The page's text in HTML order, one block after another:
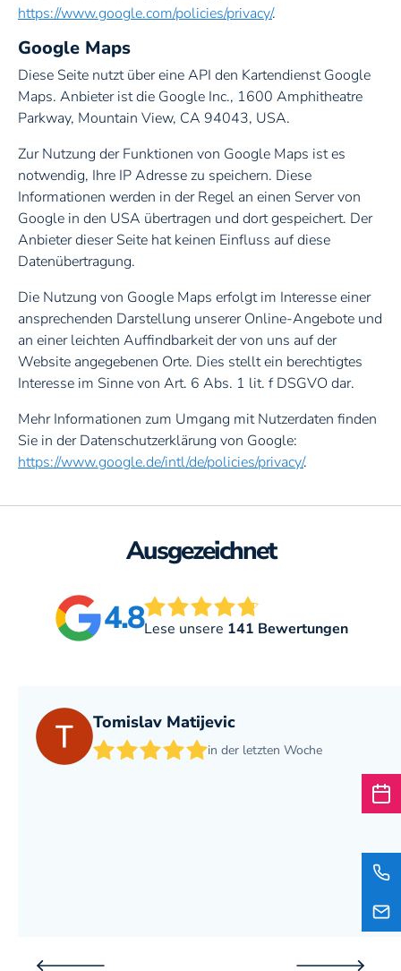
https://www.google.com/policies/privacy/.
Google Maps
Diese Seite nutzt über eine API den Kartendienst Google
Maps. Anbieter ist die Google Inc., 1600 Amphitheatre
Parkway, Mountain View, CA 94043, USA.
Zur Nutzung der Funktionen von Google Maps ist es
notwendig, Ihre IP Adresse zu speichern. Diese
Informationen werden in der Regel an einen Server von
Google in den USA übertragen und dort gespeichert. Der
Anbieter dieser Seite hat keinen Einfluss auf diese
Datenübertragung.
Die Nutzung von Google Maps erfolgt im Interesse einer
ansprechenden Darstellung unserer Online-Angebote und
an einer leichten Auffindbarkeit der von uns auf der
Website angegebenen Orte. Dies stellt ein berechtigtes
Interesse im Sinne von Art. 6 Abs. 1 lit. f DSGVO dar.
Mehr Informationen zum Umgang mit Nutzerdaten finden
Sie in der Datenschutzerklärung von Google:
https://www.google.de/intl/de/policies/privacy/.
Ausgezeichnet
4.8Lese unsere 141 Bewertungen
Tomislav Matijevic
in der letzten Woche